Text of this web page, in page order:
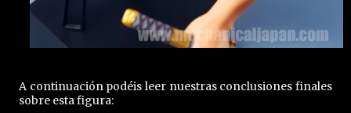
A continuación podéis leer nuestras conclusiones finales
sobre esta figura: